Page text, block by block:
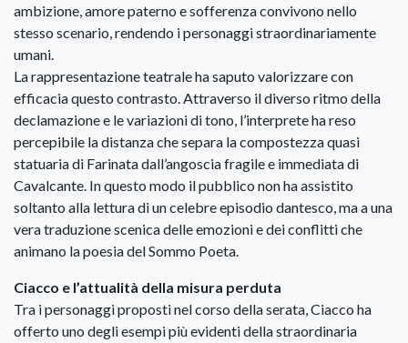
ambizione, amore paterno e sofferenza convivono nello
stesso scenario, rendendo i personaggi straordinariamente
umani.
La rappresentazione teatrale ha saputo valorizzare con
efficacia questo contrasto. Attraverso il diverso ritmo della
declamazione e le variazioni di tono, l’interprete ha reso
percepibile la distanza che separa la compostezza quasi
statuaria di Farinata dall’angoscia fragile e immediata di
Cavalcante. In questo modo il pubblico non ha assistito
soltanto alla lettura di un celebre episodio dantesco, ma a una
vera traduzione scenica delle emozioni e dei conflitti che
animano la poesia del Sommo Poeta.
Ciacco e l’attualità della misura perduta
Tra i personaggi proposti nel corso della serata, Ciacco ha
offerto uno degli esempi più evidenti della straordinaria